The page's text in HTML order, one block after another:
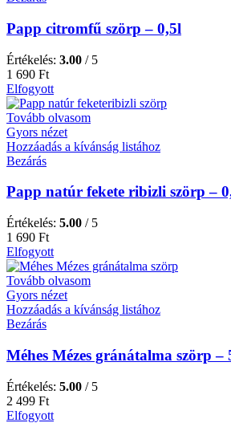
Papp citromfű szörp – 0,5l
Értékelés: 3.00 / 5
1 690 Ft
Elfogyott
Tovább olvasom
Gyors nézet
Hozzáadás a kívánság listához
Bezárás
Papp natúr fekete ribizli szörp –
Értékelés: 5.00 / 5
1 690 Ft
Elfogyott
Tovább olvasom
Gyors nézet
Hozzáadás a kívánság listához
Bezárás
Méhes Mézes gránátalma szörp –
Értékelés: 5.00 / 5
2 499 Ft
Elfogyott